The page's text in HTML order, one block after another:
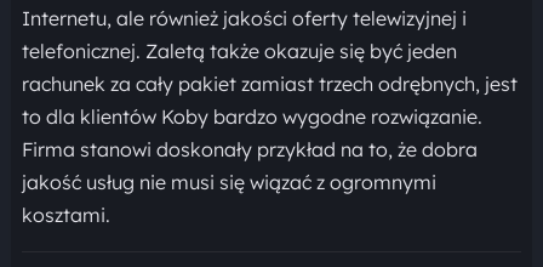
Internetu, ale również jakości oferty telewizyjnej i
telefonicznej. Zaletą także okazuje się być jeden
rachunek za cały pakiet zamiast trzech odrębnych, jest
to dla klientów Koby bardzo wygodne rozwiązanie.
Firma stanowi doskonały przykład na to, że dobra
jakość usług nie musi się wiązać z ogromnymi
kosztami.